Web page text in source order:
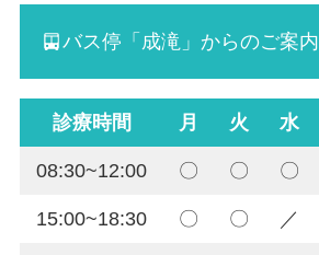
バス停「成滝」からのご案内
診療時間 月 火 水
08:30~12:00 〇 〇 〇
15:00~18:30 〇 〇 ／